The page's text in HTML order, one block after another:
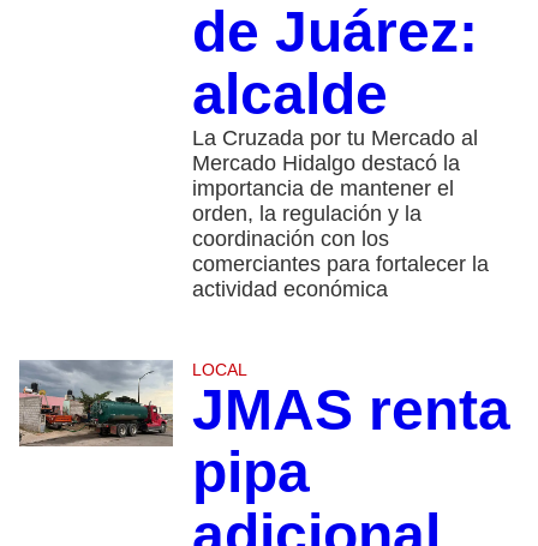
de Juárez:
alcalde
La Cruzada por tu Mercado al
Mercado Hidalgo destacó la
importancia de mantener el
orden, la regulación y la
coordinación con los
comerciantes para fortalecer la
actividad económica
LOCAL
JMAS renta
pipa